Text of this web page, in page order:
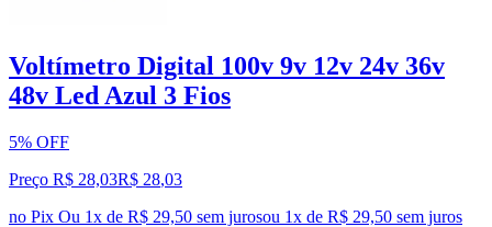
Voltímetro Digital 100v 9v 12v 24v 36v
48v Led Azul 3 Fios
5% OFF
Preço R$ 28,03R$ 28,03
no Pix Ou 1x de R$ 29,50 sem jurosou 1x de R$ 29,50 sem juros